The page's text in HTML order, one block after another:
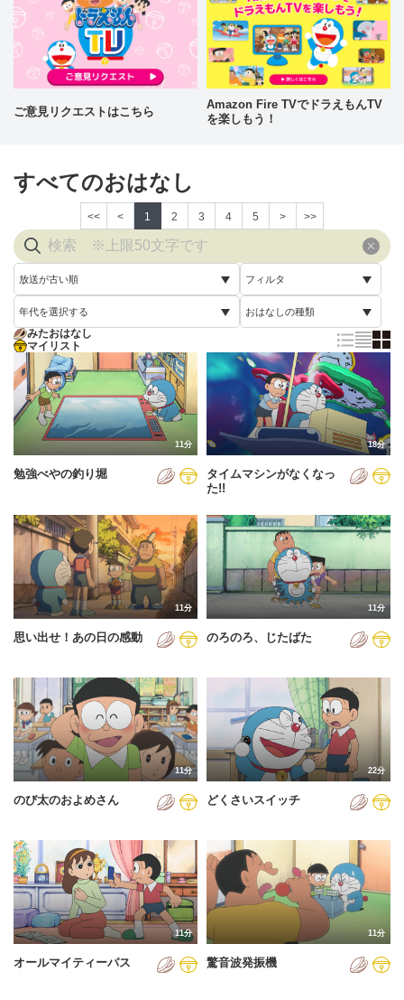
ご意見リクエストはこちら
Amazon Fire TVでドラえもんTV
を楽しもう！
すべてのおはなし
<< < 1 2 3 4 5 > >>
放送が古い順
放送が古い順
放送が新しい順
配信が古い順
配信が新しい順
あいうえお順(降順)
動画が長い順
動画が短い順
フィルタ
すべて
未視聴
年代を選択する
すべて
2005年
2006年
2007年
2008年
2011年
2012年
2013年
2014年
2015年
2016年
2017年
2019年
2020年
2021年
2022年
おはなしの種類
通常回
誕生日スペシャル
みたおはなし
マイリスト
11分
勉強べやの釣り堀
18分
タイムマシンがなくなっ
た!!
11分
思い出せ！あの日の感動
11分
のろのろ、じたばた
11分
のび太のおよめさん
22分
どくさいスイッチ
11分
オールマイティーパス
11分
驚音波発振機